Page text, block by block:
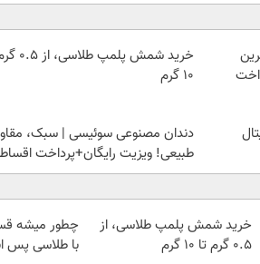
خرید شمش
۱۰ گرم
دندان مصنوعی سوئیسی | سبک،
طبیعی! ویزیت رایگان+پرداخت
خرید شمش پلمپ طلاسی، از
۰.۵ گرم تا ۱۰ گرم
چطور میشه
با طلاسی پس